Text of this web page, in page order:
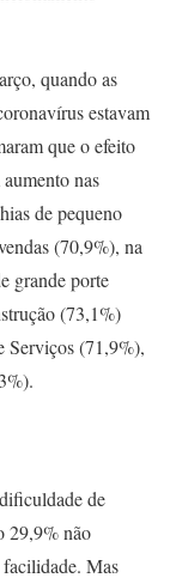
quando as
estavam
que o efeito
nas
de pequeno
(70,9%), na
grande porte
(73,1%)
Serviços (71,9%),
de
29,9% não
Mas